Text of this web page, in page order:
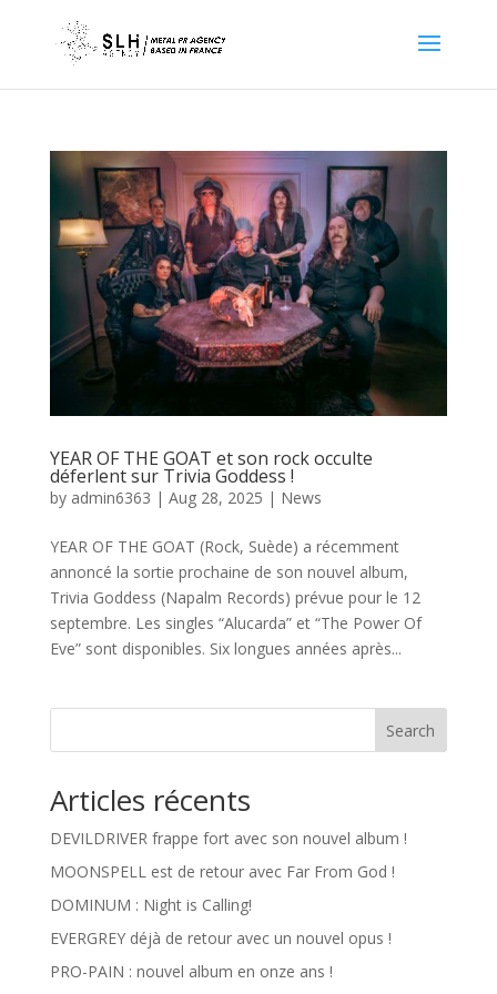
YEAR OF THE GOAT et son rock occulte
déferlent sur Trivia Goddess !
by admin6363 | Aug 28, 2025 | News
YEAR OF THE GOAT (Rock, Suède) a récemment
annoncé la sortie prochaine de son nouvel album,
Trivia Goddess (Napalm Records) prévue pour le 12
septembre. Les singles “Alucarda” et “The Power Of
Eve” sont disponibles. Six longues années après...
Search
Articles récents
DEVILDRIVER frappe fort avec son nouvel album !
MOONSPELL est de retour avec Far From God !
DOMINUM : Night is Calling!
EVERGREY déjà de retour avec un nouvel opus !
PRO-PAIN : nouvel album en onze ans !